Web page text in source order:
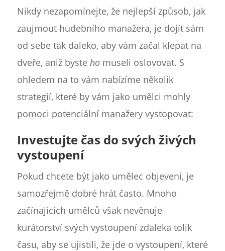
Nikdy nezapomínejte, že nejlepší způsob, jak
zaujmout hudebního manažera, je dojít sám
od sebe tak daleko, aby vám začal klepat na
dveře, aniž byste homuseli oslovovat. S
ohledem na to vám nabízíme několik
strategií, které by vám jako umělci mohly
pomoci potenciální manažery vystopovat:
Investujte čas do svých živých
vystoupení
Pokud chcete být jako umělec objeveni, je
samozřejmě dobré hrát často. Mnoho
začínajících umělců však nevěnuje
kurátorství svých vystoupení zdaleka tolik
času, aby se ujistili, že jde o vystoupení, které